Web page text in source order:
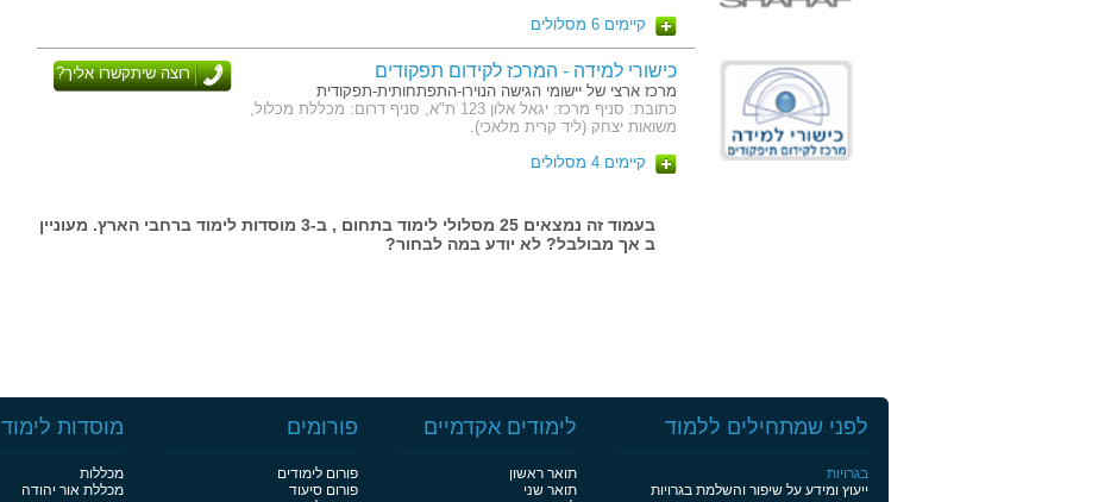
קיימים 6 מסלולים
כישורי למידה - המרכז לקידום תפקודים
מרכז ארצי של יישומי הגישה הנוירו-התפתחותית-תפקודית
כתובת: סניף מרכז: יגאל אלון 123 ת"א, סניף דרום: מכללת מכלול,
משואות יצחק (ליד קרית מלאכי).
רוצה שיתקשרו אליך?
קיימים 4 מסלולים
בעמוד זה נמצאים 25 מסלולי לימוד בתחום , ב-3 מוסדות לימוד ברחבי הארץ. מעוניין
ב אך מבולבל? לא יודע במה לבחור?
לפני שמתחילים ללמוד
בגרויות
ייעוץ ומידע על שיפור והשלמת בגרויות
לימודים אקדמיים
תואר ראשון
תואר שני
פורומים
פורום לימודים
פורום סיעוד
מוסדות לימוד
מכללות
מכללת אור יהודה